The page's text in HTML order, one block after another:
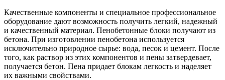
Качественные компоненты и специальное профессиональное
оборудование дают возможность получить легкий, надежный
и качественный материал. Пенобетонные блоки получают из
бетона. При изготовлении пенобетона используется
исключительно природное сырье: вода, песок и цемент. После
того, как раствор из этих компонентов и пены затвердевает,
получается бетон. Пена придает блокам легкость и наделяет
их важными свойствами.